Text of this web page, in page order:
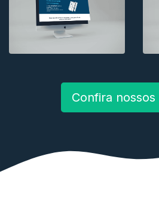
Confira